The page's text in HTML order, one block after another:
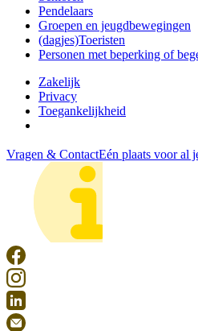
Pendelaars
Groepen en jeugdbewegingen
(dagjes)Toeristen
Personen met beperking of
Zakelijk
Privacy
Toegankelijkheid
Vragen & ContactEén plaats voor al